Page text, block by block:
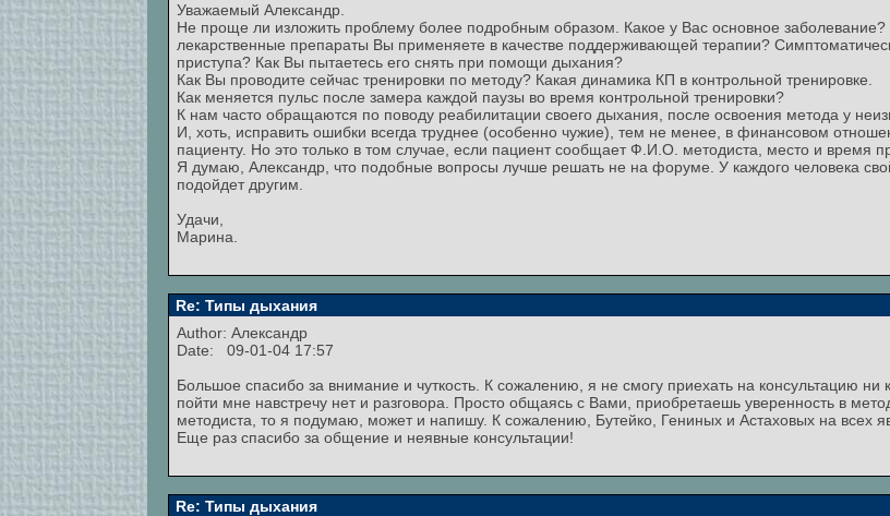
Уважаемый Александр.
Не проще ли изложить проблему более подробным образом. Какое у Вас основное заболевание?
лекарственные препараты Вы применяете в качестве поддерживающей терапии?
приступа? Как Вы пытаетесь его снять при помощи дыхания?
Как Вы проводите сейчас тренировки по методу? Какая динамика КП в контрольной тренировке.
Как меняется пульс после замера каждой паузы во время контрольной тренировки?
К нам часто обращаются по поводу реабилитации своего дыхания, после освоения метода у
И, хоть, исправить ошибки всегда труднее (особенно чужие), тем не менее, в финансовом
пациенту. Но это только в том случае, если пациент сообщает Ф.И.О. методиста, место и время
Я думаю, Александр, что подобные вопросы лучше решать не на форуме. У каждого человека
подойдет другим.
Удачи,
Марина.
Re: Типы дыхания
Author: Александр
Date: 09-01-04 17:57
Большое спасибо за внимание и чуткость. К сожалению, я не смогу приехать на консультацию
пойти мне навстречу нет и разговора. Просто общаясь с Вами, приобретаешь уверенность в
методиста, то я подумаю, может и напишу. К сожалению, Бутейко, Гениных и Астаховых на всех
Еще раз спасибо за общение и неявные консультации!
Re: Типы дыхания